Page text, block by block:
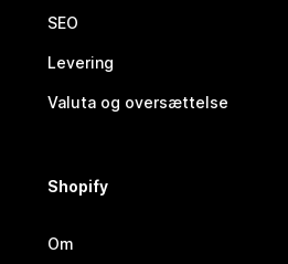
SEO
Levering
Valuta og oversættelse
Shopify
Om